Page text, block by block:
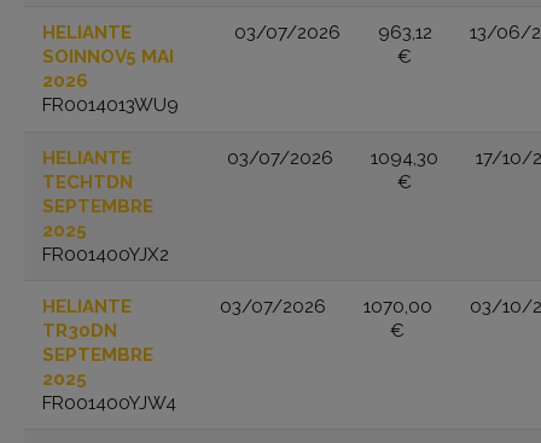
HELIANTE
SOINNOV5 MAI
2026
FR0014013WU9
03/07/2026
963,12
€
13/06/
HELIANTE
TECHTDN
SEPTEMBRE
2025
FR001400YJX2
03/07/2026
1094,30
€
17/10/
HELIANTE
TR30DN
SEPTEMBRE
2025
FR001400YJW4
03/07/2026
1070,00
€
03/10/